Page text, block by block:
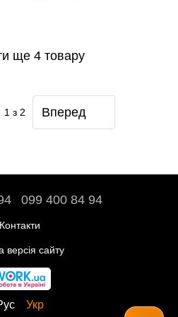
ще 4 товару
1 з 2 Вперед
099 400 84 94
Контакти
версія сайту
Укр